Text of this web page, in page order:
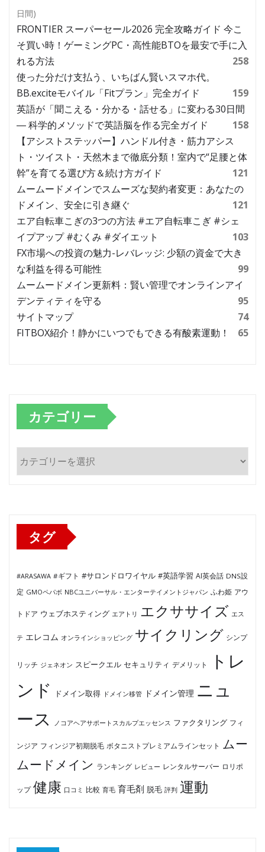
日間)
FRONTIER スーパーセール2026 完全攻略ガイド 今こ
そ買い時！ゲーミングPC・高性能BTOを最安で手に入
れる方法
258
使った分だけ支払う、いちばん賢いスマホ代。
BB.exciteモバイル「Fitプラン」完全ガイド
159
英語が「聞こえる・分かる・話せる」に変わる30日間
― 科学的メソッドで英語脳を作る完全ガイド
158
【アシストステッパー】ハンドル付き・筋力アシス
ト・ツイスト・天然木まで徹底分類！室内で“足腰と体
幹”を育てる選び方＆続け方ガイド
121
ムームードメインでスムーズな契約者変更：あなたの
ドメイン、安全に引き継ぐ
121
エア自転車こぎの3つの方法 #エア自転車こぎ #シェ
イプアップ #むくみ #ダイエット
103
FX市場への投資の魅力-レバレッジ: 少額の資金で大き
な利益を得る可能性
99
ムームードメイン更新料：賢い管理でオンラインアイ
デンティティを守る
95
サイトマップ
74
FITBOX紹介！静かにいつでもできる有酸素運動！
65
カテゴリー
テ
タグ
#ARASAWA #ギフト #サロンドロワイヤル #英語学習 AI英会話 DNS設
定 GMOペパボ NBCユニバーサル・エンターテイメントジャパン ふわ姫 アウ
トドア ウェブホスティング エアトリ エクササイズ エス
テ エレコム オンラインショッピング サイクリング シンプ
リッチ ジェネオン スピークエル セキュリティ デメリット
トレ
ンド
ドメイン取得 ドメイン移管 ドメイン管理 ニュ
ース
ノコアヘアサポートスカルプエッセンス ファクタリング フィ
ンジア フィンジア初期脱毛 ボタニストプレミアムラインセット ムー
ムードメイン ランキング レビュー レンタルサーバー ロリポ
ップ 健康 口コミ 比較 育毛 育毛剤 脱毛 評判 運動